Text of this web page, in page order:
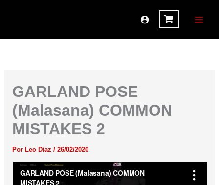
GARLAND POSE
(Malasana) COMMON
MISTAKES 2
Por Leo Diaz / 26/02/2020